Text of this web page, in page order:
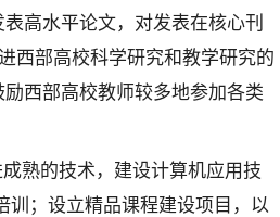
高水平论文，对发表在核心刊
西部高校科学研究和教学研究的
西部高校教师较多地参加各类
熟的技术，建设计算机应用技
训；设立精品课程建设项目，以